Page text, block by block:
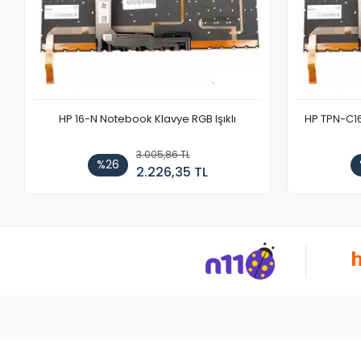
HP 16-N Notebook Klavye RGB Işıklı
%26
3.005,86 TL
2.226,35 TL
HP TPN-